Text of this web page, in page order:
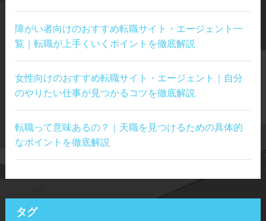
障がい者向けのおすすめ転職サイト・エージェント一
覧｜転職が上手くいくポイントを徹底解説
女性向けのおすすめ転職サイト・エージェント｜自分
のやりたい仕事が見つかるコツを徹底解説
転職って意味あるの？｜天職を見つけるための具体的
なポイントを徹底解説
タグ